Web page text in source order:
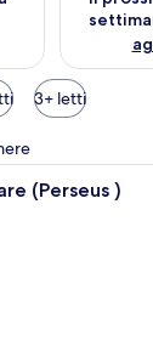
3+ letti
Una camera
(Perseus )